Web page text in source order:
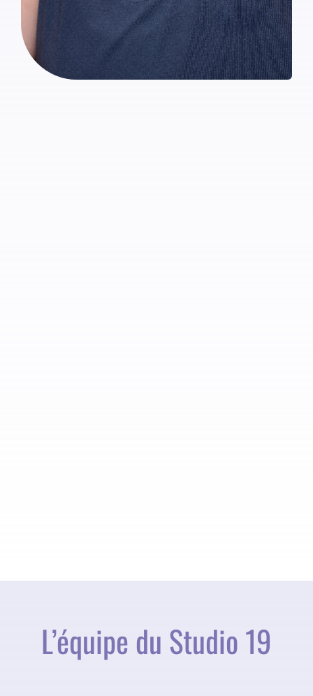
L’équipe du Studio 19